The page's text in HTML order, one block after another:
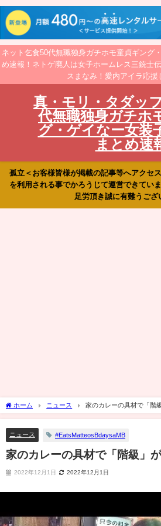
ネット乞食50代無職独身ガチホモ童貞ギング
め速報！ネトゲ廃人は女子ホームレス三銃士
スまなみ！愛内アイラ応援
真・モリ・タダッ
代無職独身ガチホ
グ・ゲイなー女装
まとめ速
孤立＜お客様皆様が掲載の記事等へアクセ
を利用される事でかろうじて運営できてい
足労頂き誠に有難うござ
ホーム ニュース 家のカレーの具材で「階
ニュース #EatsMatteosBdaysaMB
家のカレーの具材で「階級」
2022年12月1日 2022年12月1日